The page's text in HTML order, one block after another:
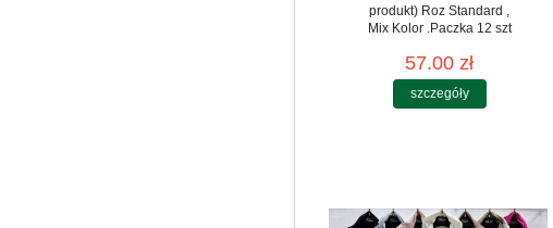
produkt) Roz Standard ,
Mix Kolor .Paczka 12 szt
57.00 zł
szczegóły